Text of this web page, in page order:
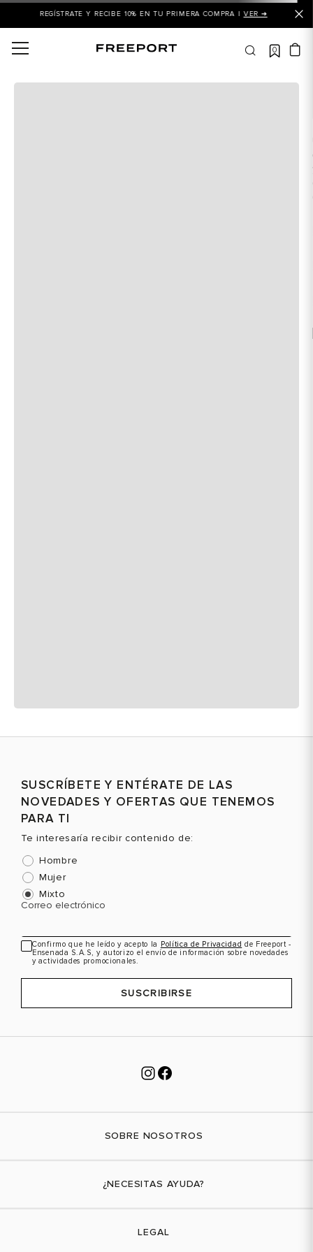
REGÍSTRATE Y RECIBE 10% EN TU PRIMERA COMPRA |VER ➜
0
SUSCRÍBETE Y ENTÉRATE DE LAS
NOVEDADES Y OFERTAS QUE TENEMOS
PARA TI
Te interesaría recibir contenido de:
Hombre
Mujer
Mixto
Correo electrónico
Confirmo que he leído y acepto la Política de Privacidad de Freeport -
Ensenada S.A.S, y autorizo el envío de información sobre novedades
y actividades promocionales.
SUSCRIBIRSE
SOBRE NOSOTROS
¿NECESITAS AYUDA?
LEGAL